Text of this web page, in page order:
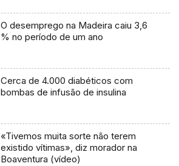
O desemprego na Madeira caiu 3,6
% no período de um ano
Cerca de 4.000 diabéticos com
bombas de infusão de insulina
«Tivemos muita sorte não terem
existido vítimas», diz morador na
Boaventura (vídeo)